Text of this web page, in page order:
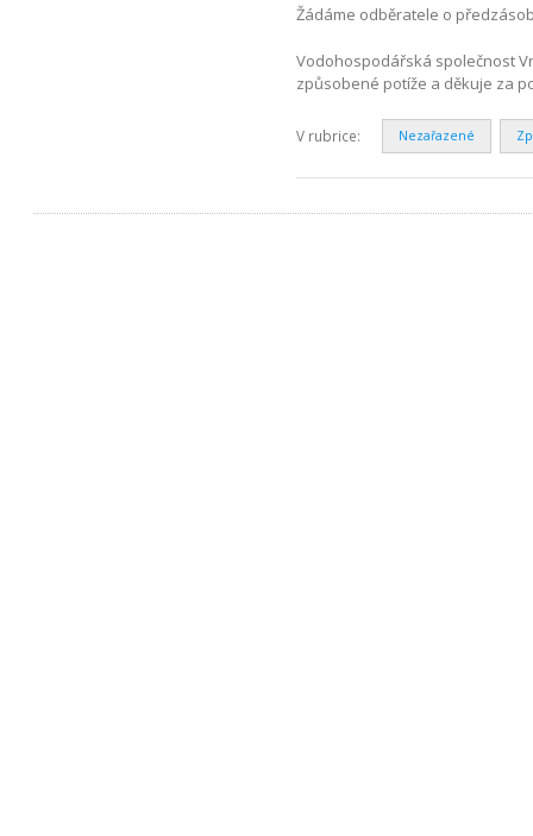
Žádáme odběratele o
Vodohospodářská společnost
způsobené potíže a děkuje za
V rubrice: Nezařazené